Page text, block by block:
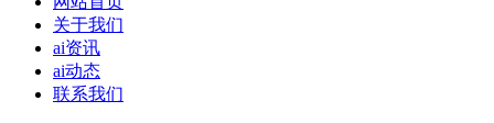
关于我们
ai资讯
ai动态
联系我们